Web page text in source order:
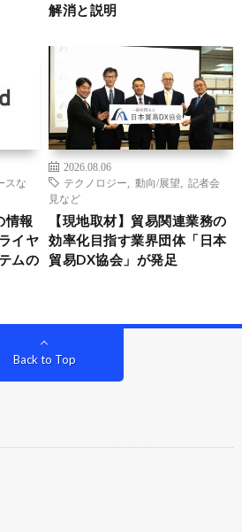
解消と説明
スな
情報
イヤ
ムの
2026.08.06
テクノロジー
動向/展望
記者会
見など
【現地取材】貿易関連業務の
効率化目指す業界団体「日本
貿易DX協会」が発足
Back to Top